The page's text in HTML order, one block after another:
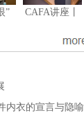
” CAFA讲座丨
内衣的宣言与隐喻